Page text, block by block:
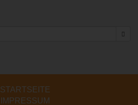
STARTSEITE
IMPRESSUM